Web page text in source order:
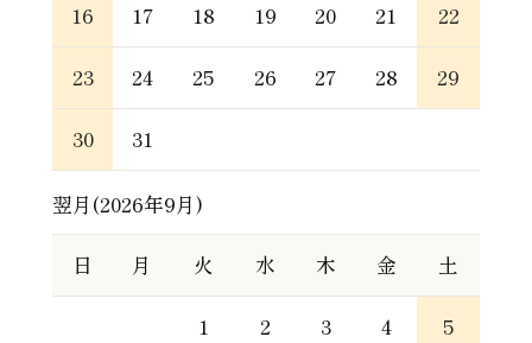
16 17 18 19 20 21 22
23 24 25 26 27 28 29
30 31
翌月(2026年9月)
日 月 火 水 木 金 土
1 2 3 4 5